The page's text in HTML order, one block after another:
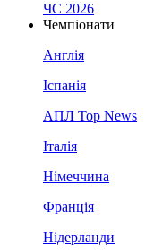
ЧС 2026
Чемпіонати
Англія
Іспанія
АПЛ Top News
Італія
Німеччина
Франція
Нідерланди